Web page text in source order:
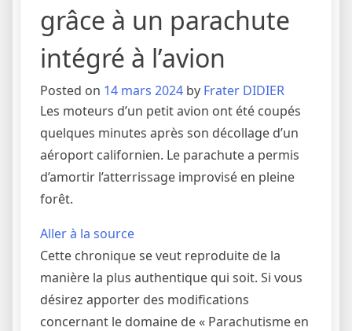
grâce à un parachute
intégré à l’avion
Posted on 14 mars 2024 by Frater DIDIER
Les moteurs d’un petit avion ont été coupés
quelques minutes après son décollage d’un
aéroport californien. Le parachute a permis
d’amortir l’atterrissage improvisé en pleine
forêt.
Aller à la source
Cette chronique se veut reproduite de la
manière la plus authentique qui soit. Si vous
désirez apporter des modifications
concernant le domaine de « Parachutisme en